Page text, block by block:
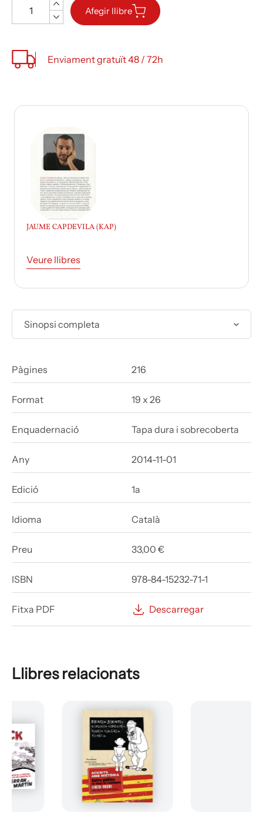
Afegir llibre
Enviament gratuït 48 / 72h
JAUME CAPDEVILA (KAP)
Veure llibres
Sinopsi completa
Pàgines 216
Format 19 x 26
Enquadernació Tapa dura i sobrecoberta
Any 2014-11-01
Edició 1a
Idioma Català
Preu 33,00 €
ISBN 978-84-15232-71-1
Fitxa PDF Descarregar
Llibres relacionats